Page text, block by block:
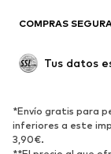
COMPRAS
Tus datos
*Envío gratis para
inferiores a este
3,90€.